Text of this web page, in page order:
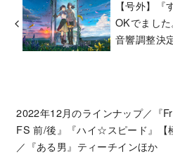
【号外】『
OKでまし
音響調整決
2022年12月のラインナップ／『
FS 前/後』『ハイ☆スピード』【
／『ある男』ティーチインほか